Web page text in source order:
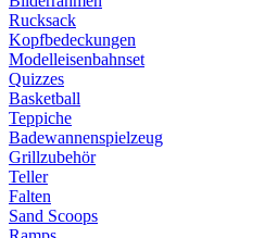
Rucksack
Kopfbedeckungen
Modelleisenbahnset
Quizzes
Basketball
Teppiche
Badewannenspielzeug
Grillzubehör
Teller
Falten
Sand Scoops